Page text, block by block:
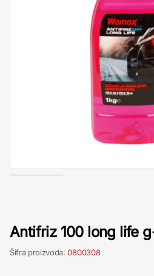
Antifriz 100 long life
Šifra proizvoda:0800308